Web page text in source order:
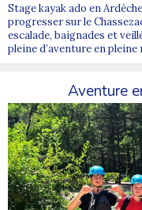
Stage kayak ado en
progresser sur le
escalade, baignades et
pleine d’aventure en pleine
Aventure